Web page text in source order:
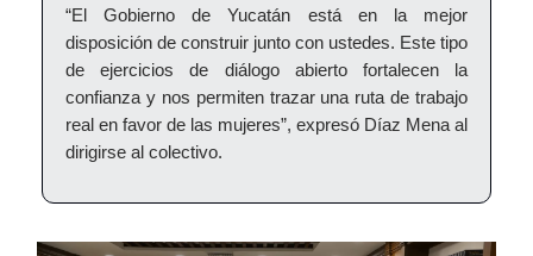
“El Gobierno de Yucatán está en la mejor
disposición de construir junto con ustedes. Este tipo
de ejercicios de diálogo abierto fortalecen la
confianza y nos permiten trazar una ruta de trabajo
real en favor de las mujeres”, expresó Díaz Mena al
dirigirse al colectivo.